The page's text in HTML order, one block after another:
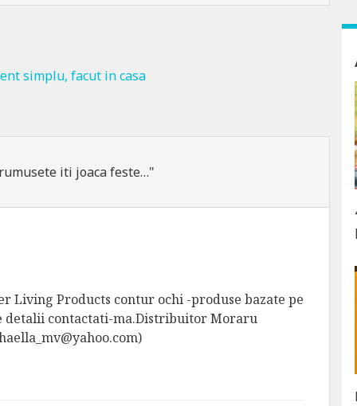
simplu, facut in casa
iti joaca feste…"
Living Products contur ochi -produse bazate pe
detalii contactati-ma.Distribuitor Moraru
)